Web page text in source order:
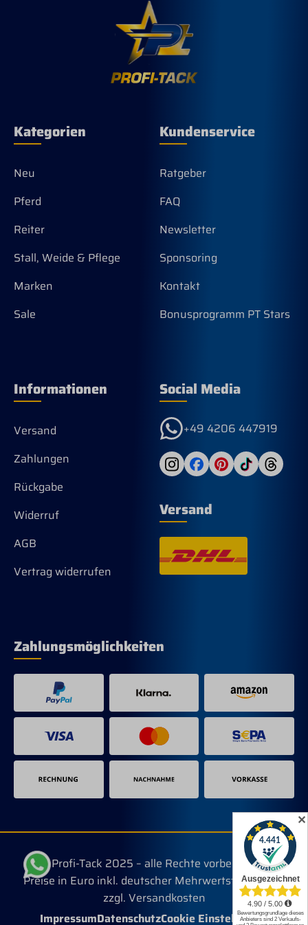
Kategorien
Neu
Pferd
Reiter
Stall, Weide & Pflege
Marken
Sale
Kundenservice
Ratgeber
FAQ
Newsletter
Sponsoring
Kontakt
Bonusprogramm PT Stars
Informationen
Versand
Zahlungen
Rückgabe
Widerruf
AGB
Vertrag widerrufen
Social Media
+49 4206 447919
Versand
Zahlungsmöglichkeiten
© Profi-Tack 2025 – alle Rechte vorbehalten.
Preise in Euro inkl. deutscher Mehrwertsteuer, evtl.
zzgl. Versandkosten
ImpressumDatenschutzCookie Einstellungen
✕